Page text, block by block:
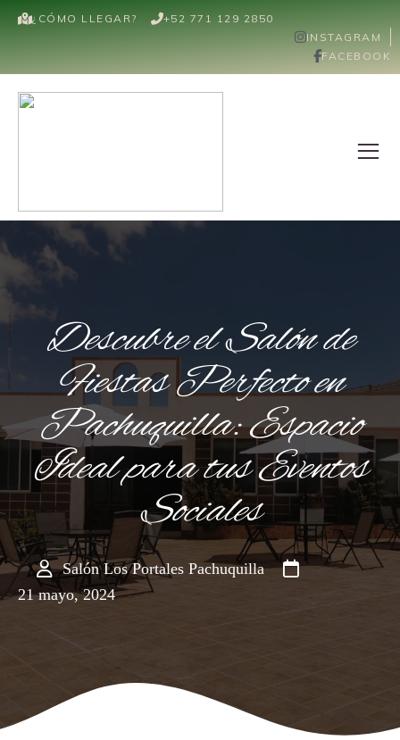
¿CÓMO LLEGAR?
+52 771 129 2850
INSTAGRAM
FACEBOOK
Descubre el Salón de
Fiestas Perfecto en
Pachuquilla: Espacio
Ideal para tus Eventos
Sociales
Salón Los Portales Pachuquilla
21 mayo, 2024